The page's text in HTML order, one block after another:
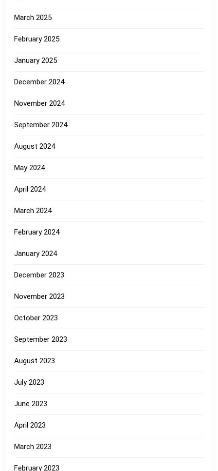
March 2025
February 2025
January 2025
December 2024
November 2024
September 2024
August 2024
May 2024
April 2024
March 2024
February 2024
January 2024
December 2023
November 2023
October 2023
September 2023
August 2023
July 2023
June 2023
April 2023
March 2023
February 2023